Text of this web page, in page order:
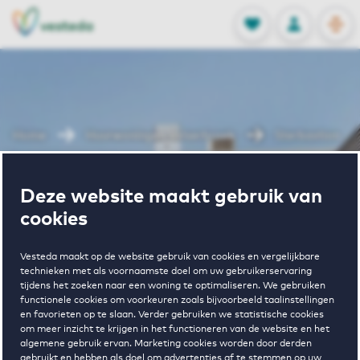
Deze website maakt gebruik van
cookies
Vesteda maakt op de website gebruik van cookies en vergelijkbare
technieken met als voornaamste doel om uw gebruikerservaring
tijdens het zoeken naar een woning te optimaliseren. We gebruiken
functionele cookies om voorkeuren zoals bijvoorbeeld taalinstellingen
en favorieten op te slaan. Verder gebruiken we statistische cookies
om meer inzicht te krijgen in het functioneren van de website en het
algemene gebruik ervan. Marketing cookies worden door derden
FAVORIETEN
Opgeslagen
INLOGGEN
NL
EN
Huurwoningen Velserbroek
Wonen in
Sterbastion